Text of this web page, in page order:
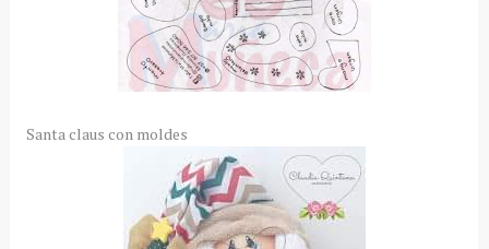
Santa claus con moldes